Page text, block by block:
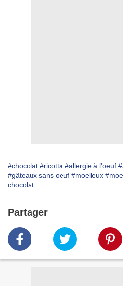
#chocolat #ricotta #allergie à l'oeuf
#gâteaux sans oeuf #moelleux
chocolat
Partager